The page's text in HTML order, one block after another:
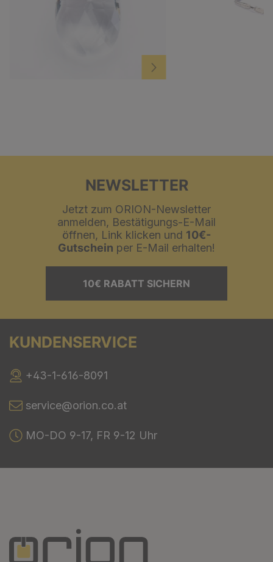
NEWSLETTER
Jetzt zum ORION-Newsletter
anmelden, Bestätigungs-E-Mail
öffnen, Link klicken und 10€-
Gutschein per E-Mail erhalten!
10€ RABATT SICHERN
KUNDENSERVICE
+43-1-616-8091
service@orion.co.at
MO-DO 9-17, FR 9-12 Uhr